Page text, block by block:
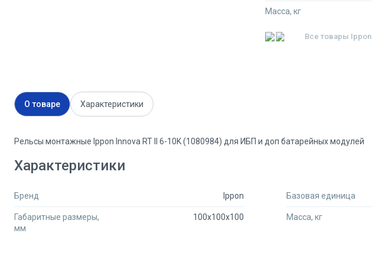
Масса, кг
Все товары Ippon
О товаре Характеристики
Рельсы монтажные Ippon Innova RT II 6-10K (1080984) для ИБП и доп батарейных модулей
Характеристики
Бренд Ippon Базовая единица
Габаритные размеры,
мм
100x100x100 Масса, кг